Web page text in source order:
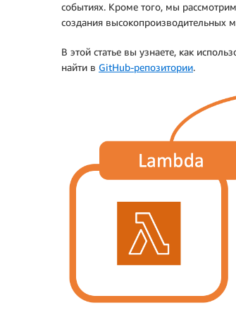
событиях. Кроме того, мы
создания высокопроизводительных
В этой статье вы узнаете, как
найти в GitHub-репозитории.